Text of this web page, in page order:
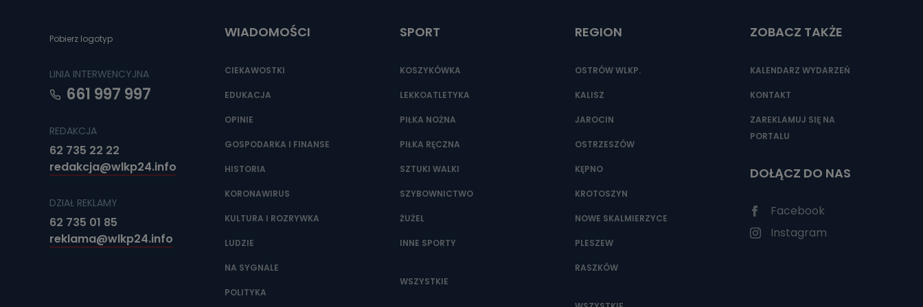
Pobierz logotyp
LINIA INTERWENCYJNA
661 997 997
REDAKCJA
62 735 22 22
redakcja@wlkp24.info
DZIAŁ REKLAMY
62 735 01 85
reklama@wlkp24.info
WIADOMOŚCI
CIEKAWOSTKI
EDUKACJA
OPINIE
GOSPODARKA I FINANSE
HISTORIA
KORONAWIRUS
KULTURA I ROZRYWKA
LUDZIE
NA SYGNALE
POLITYKA
SPORT
KOSZYKÓWKA
LEKKOATLETYKA
PIŁKA NOŻNA
PIŁKA RĘCZNA
SZTUKI WALKI
SZYBOWNICTWO
ŻUŻEL
INNE SPORTY
WSZYSTKIE
REGION
OSTRÓW WLKP.
KALISZ
JAROCIN
OSTRZESZÓW
KĘPNO
KROTOSZYN
NOWE SKALMIERZYCE
PLESZEW
RASZKÓW
ZOBACZ TAKŻE
KALENDARZ WYDARZEŃ
KONTAKT
ZAREKLAMUJ SIĘ NA
PORTALU
DOŁĄCZ DO NAS
Facebook
Instagram